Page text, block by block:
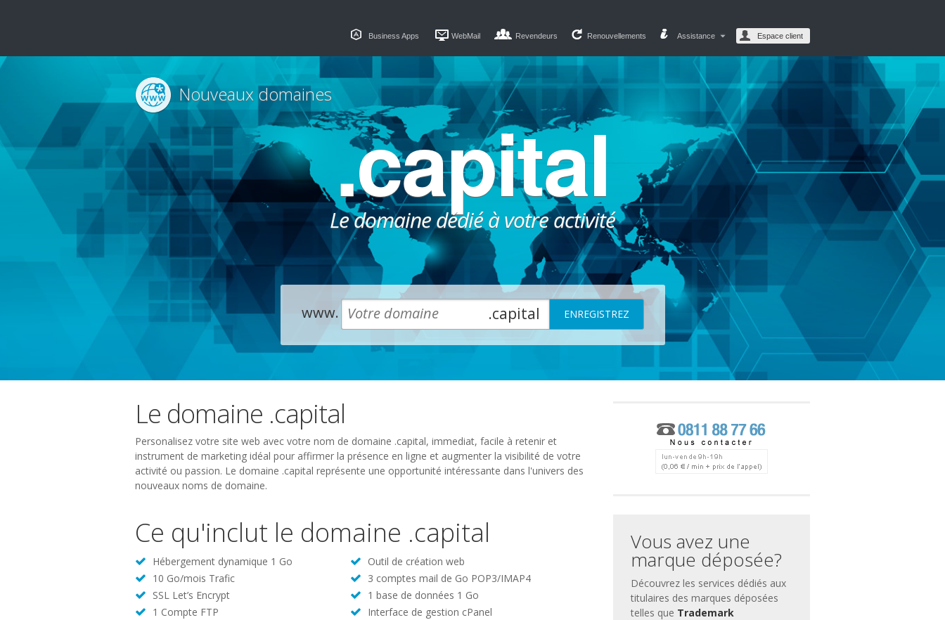
Business Apps WebMail Revendeurs Renouvellements Assistance Espace client
.capital
Le domaine dédié à votre activité
Nouveaux domaines
www. .capital
Le domaine .capital
Personalisez votre site web avec votre nom de domaine .capital, immediat, facile à retenir et
instrument de marketing idéal pour affirmer la présence en ligne et augmenter la visibilité de votre
activité ou passion. Le domaine .capital représente une opportunité intéressante dans l'univers des
nouveaux noms de domaine.
Ce qu'inclut le domaine .capital
Hébergement dynamique 1 Go
Outil de création web
10 Go/mois Trafic
3 comptes mail de Go POP3/IMAP4
SSL Let’s Encrypt
1 base de données 1 Go
1 Compte FTP
Interface de gestion cPanel
Vous avez une
marque déposée?
Découvrez les services dédiés aux
titulaires des marques déposées
telles que Trademark